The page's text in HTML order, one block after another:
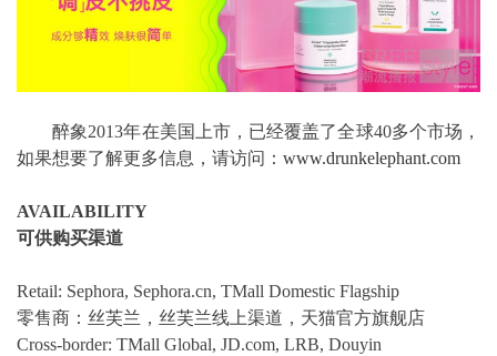
醉象2013年在美国上市，已经覆盖了全球40多个市场，
如果想要了解更多信息，请访问： www.drunkelephant.com
AVAILABILITY
可供购买渠道
Retail: Sephora, Sephora.cn, TMall Domestic Flagship
零售商：丝芙兰，丝芙兰线上渠道，天猫官方旗舰店
Cross-border: TMall Global, JD.com, LRB, Douyin